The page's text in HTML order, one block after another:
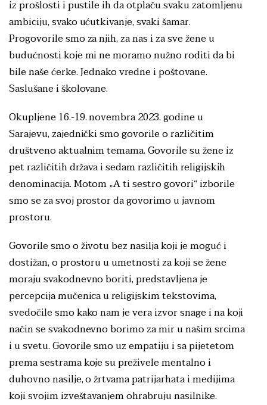
iz prošlosti i pustile ih da otplaču svaku zatomljenu
ambiciju, svako ućutkivanje, svaki šamar.
Progovorile smo za njih, za nas i za sve žene u
budućnosti koje mi ne moramo nužno roditi da bi
bile naše ćerke. Jednako vredne i poštovane.
Saslušane i školovane.
Okupljene 16.-19. novembra 2023. godine u
Sarajevu, zajednički smo govorile o različitim
društveno aktualnim temama. Govorile su žene iz
pet različitih država i sedam različitih religijskih
denominacija. Motom „A ti sestro govori“ izborile
smo se za svoj prostor da govorimo u javnom
prostoru.
Govorile smo o životu bez nasilja koji je moguć i
dostižan, o prostoru u umetnosti za koji se žene
moraju svakodnevno boriti, predstavljena je
percepcija mučenica u religijskim tekstovima,
svedočile smo kako nam je vera izvor snage i na koji
način se svakodnevno borimo za mir u našim srcima
i u svetu. Govorile smo uz empatiju i sa pijetetom
prema sestrama koje su preživele mentalno i
duhovno nasilje, o žrtvama patrijarhata i medijima
koji svojim izveštavanjem ohrabruju nasilnike.